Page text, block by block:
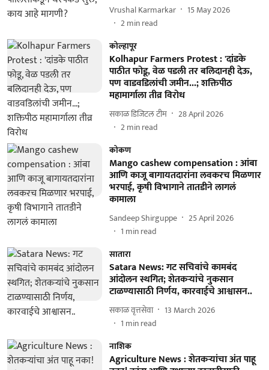
Vrushal Karmarkar
15 May 2026
2min read
कोल्हापूर
Kolhapur Farmers Protest : 'दांडके
पाठीत फोडू, वेळ पडली तर बलिदानही देऊ,
पण वाडवडिलांची जमीन...; शक्तिपीठ
महामार्गाला तीव्र विरोध
सकाळ डिजिटल टीम
28 April 2026
2min read
कोकण
Mango cashew compensation : आंबा
आणि काजू बागायतदारांना लवकरच मिळणार
भरपाई, कृषी विभागाने तातडीने लागलं
कामाला
Sandeep Shirguppe
25 April 2026
1 min read
सातारा
Satara News: गट सचिवांचे कामबंद
आंदोलन स्थगित; शेतकऱ्यांचे नुकसान
टाळण्यासाठी निर्णय, कारवाईचे आश्वासन..
सकाळ वृत्तसेवा
13 March 2026
1 min read
नाशिक
Agriculture News : शेतकऱ्यांचा अंत पाहू